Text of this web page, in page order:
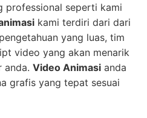
professional seperti kami
kami terdiri dari dari
yang luas, tim
video yang akan menarik
anda. Video Animasi anda
grafis yang tepat sesuai